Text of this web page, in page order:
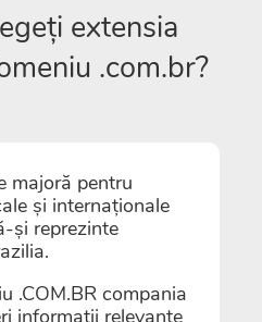
extensia
.com.br?
majoră pentru
și internaționale
și reprezinte
.COM.BR compania
informații relevante